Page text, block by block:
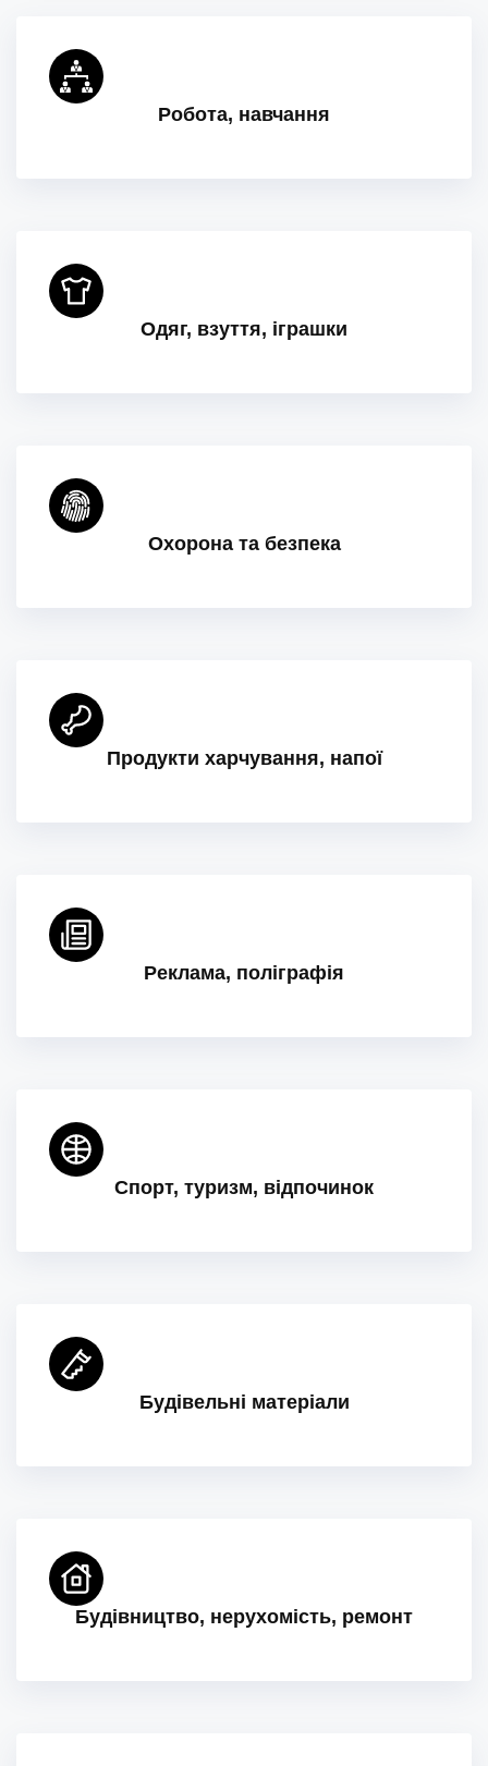
Робота, навчання
Одяг, взуття, іграшки
Охорона та безпека
Продукти харчування, напої
Реклама, поліграфія
Спорт, туризм, відпочинок
Будівельні матеріали
Будівництво, нерухомість, ремонт